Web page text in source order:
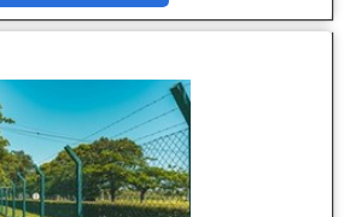
ampla variedade de aplicações
Custo Beneficio, Leveza,